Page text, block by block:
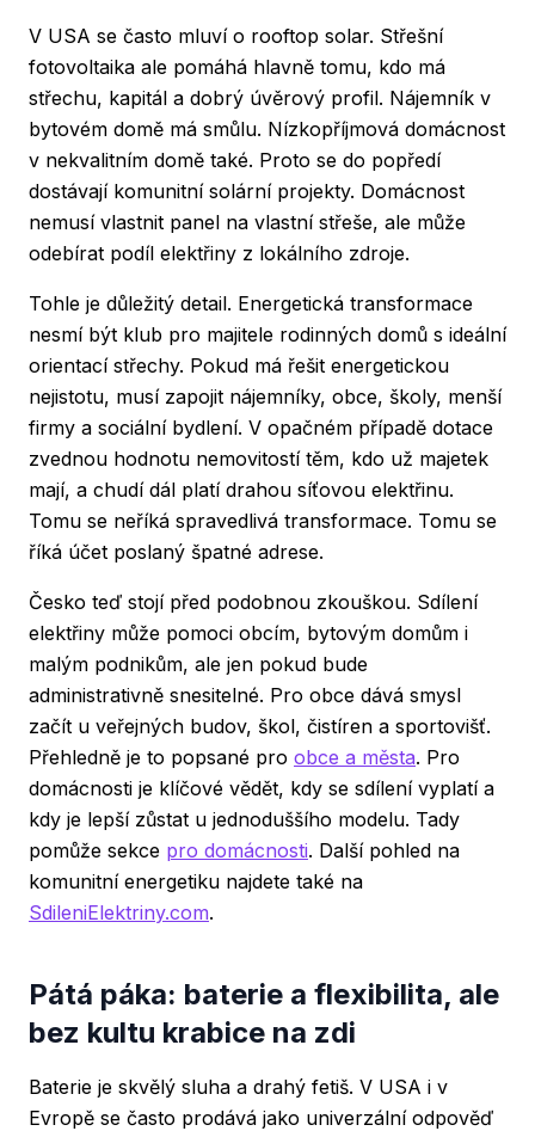
V USA se často mluví o rooftop solar. Střešní
fotovoltaika ale pomáhá hlavně tomu, kdo má
střechu, kapitál a dobrý úvěrový profil. Nájemník v
bytovém domě má smůlu. Nízkopříjmová domácnost
v nekvalitním domě také. Proto se do popředí
dostávají komunitní solární projekty. Domácnost
nemusí vlastnit panel na vlastní střeše, ale může
odebírat podíl elektřiny z lokálního zdroje.
Tohle je důležitý detail. Energetická transformace
nesmí být klub pro majitele rodinných domů s ideální
orientací střechy. Pokud má řešit energetickou
nejistotu, musí zapojit nájemníky, obce, školy, menší
firmy a sociální bydlení. V opačném případě dotace
zvednou hodnotu nemovitostí těm, kdo už majetek
mají, a chudí dál platí drahou síťovou elektřinu.
Tomu se neříká spravedlivá transformace. Tomu se
říká účet poslaný špatné adrese.
Česko teď stojí před podobnou zkouškou. Sdílení
elektřiny může pomoci obcím, bytovým domům i
malým podnikům, ale jen pokud bude
administrativně snesitelné. Pro obce dává smysl
začít u veřejných budov, škol, čistíren a sportovišť.
Přehledně je to popsané pro obce a města. Pro
domácnosti je klíčové vědět, kdy se sdílení vyplatí a
kdy je lepší zůstat u jednoduššího modelu. Tady
pomůže sekce pro domácnosti. Další pohled na
komunitní energetiku najdete také na
SdileniElektriny.com.
Pátá páka: baterie a flexibilita, ale
bez kultu krabice na zdi
Baterie je skvělý sluha a drahý fetiš. V USA i v
Evropě se často prodává jako univerzální odpověď